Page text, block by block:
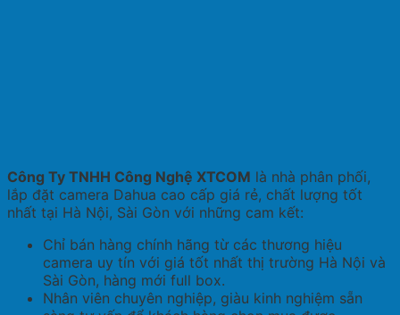
Công Ty TNHH Công Nghệ XTCOM là nhà phân phối,
lắp đặt camera Dahua cao cấp giá rẻ, chất lượng tốt
nhất tại Hà Nội, Sài Gòn với những cam kết:
Chỉ bán hàng chính hãng từ các thương hiệu
camera uy tín với giá tốt nhất thị trường Hà Nội và
Sài Gòn, hàng mới full box.
Nhân viên chuyên nghiệp, giàu kinh nghiệm sẵn